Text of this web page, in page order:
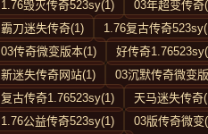
1.76毁灭传奇523sy(1)
03年超变传奇
霸刀迷失传奇(1)
1.76复古传奇
03传奇微变版本(1)
好传奇
新迷失传奇网站(1)
03沉默传奇微变
复古传奇1.76523sy(1)
天马迷失传奇
1.76公益传奇523sy(1)
03版传奇微变